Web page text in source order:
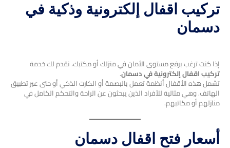
تركيب اقفال إلكترونية وذكية في
دسمان
إذا كنت ترغب برفع مستوى الأمان في منزلك أو مكتبك، نقدم لك خدمة
تركيب اقفال إلكترونية في دسمان.
تشمل هذه الأقفال أنظمة تعمل بالبصمة أو الكارت الذكي أو حتى عبر تطبيق
الهاتف. وهي مثالية للأفراد الذين يبحثون عن الراحة والتحكم الكامل في
منازلهم أو مكاتبهم.
أسعار فتح اقفال دسمان